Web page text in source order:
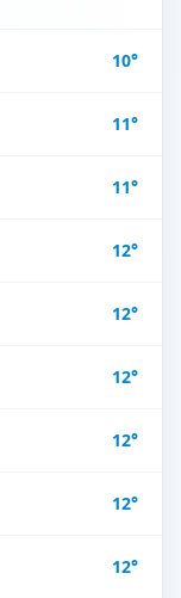
10°
11°
11°
12°
12°
12°
12°
12°
12°